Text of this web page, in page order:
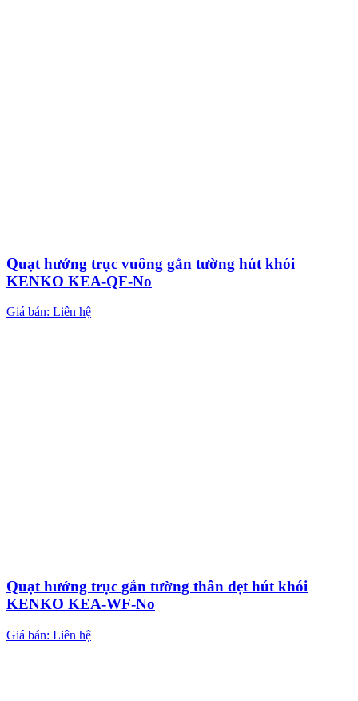
Quạt hướng trục vuông gắn tường hút khói
KENKO KEA-QF-No
Giá bán: Liên hệ
Quạt hướng trục gắn tường thân dẹt hút khói
KENKO KEA-WF-No
Giá bán: Liên hệ